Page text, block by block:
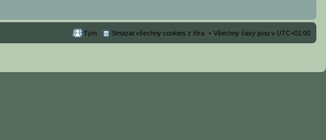
Všechny časy jsou v UTC+01:00
Smazat všechny cookies z fóra
Tým